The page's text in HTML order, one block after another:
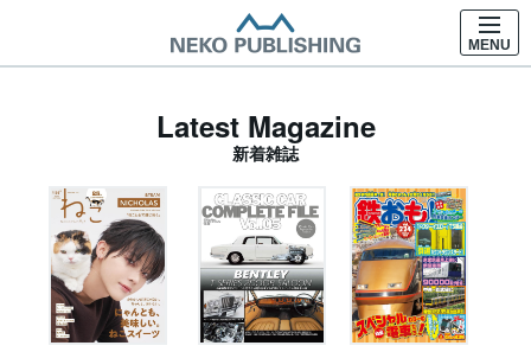
MENU
Latest Magazine
新着雑誌